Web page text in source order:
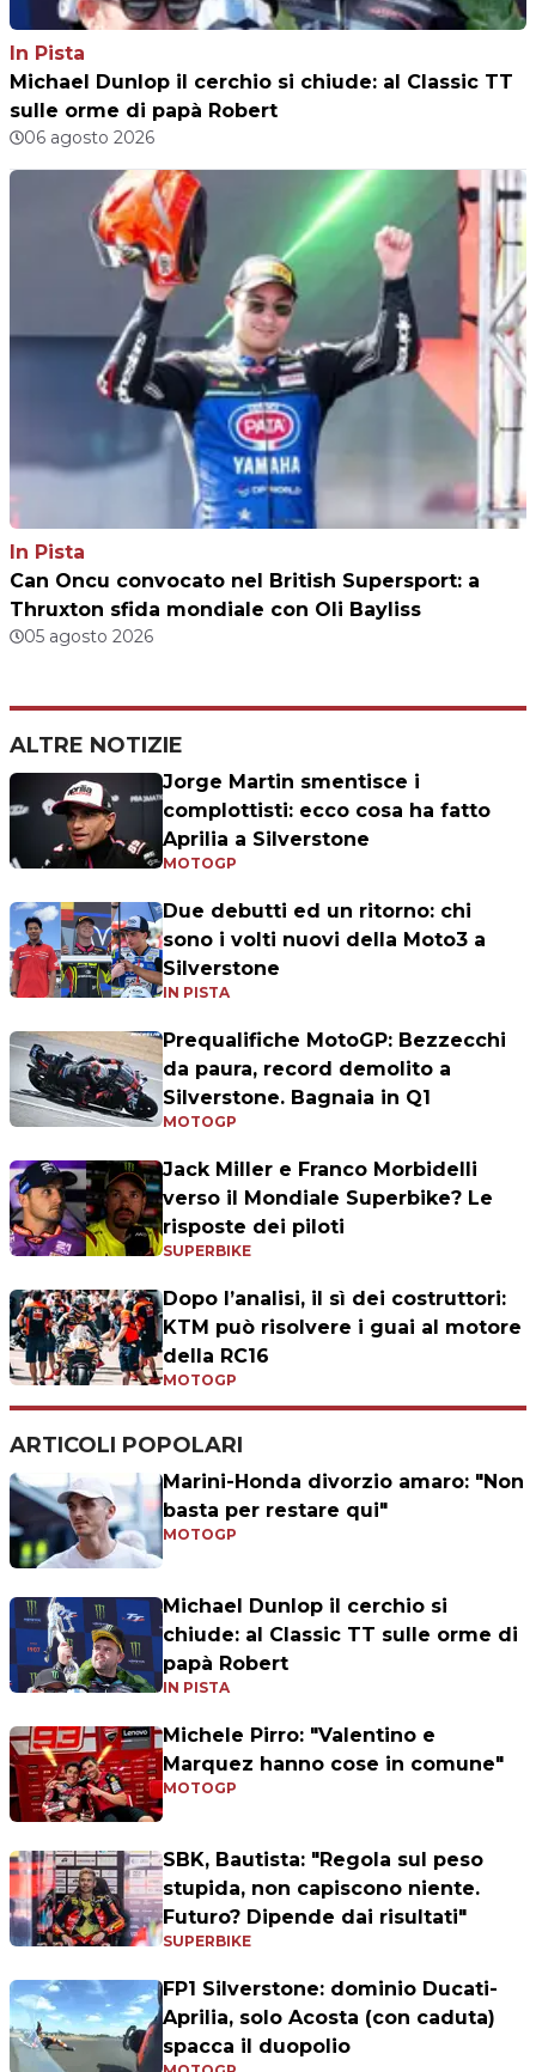
In Pista
Michael Dunlop il cerchio si chiude: al Classic TT
sulle orme di papà Robert
06 agosto 2026
In Pista
Can Oncu convocato nel British Supersport: a
Thruxton sfida mondiale con Oli Bayliss
05 agosto 2026
ALTRE NOTIZIE
Jorge Martin smentisce i
complottisti: ecco cosa ha fatto
Aprilia a Silverstone
MOTOGP
Due debutti ed un ritorno: chi
sono i volti nuovi della Moto3 a
Silverstone
IN PISTA
Prequalifiche MotoGP: Bezzecchi
da paura, record demolito a
Silverstone. Bagnaia in Q1
MOTOGP
Jack Miller e Franco Morbidelli
verso il Mondiale Superbike? Le
risposte dei piloti
SUPERBIKE
Dopo l’analisi, il sì dei costruttori:
KTM può risolvere i guai al motore
della RC16
MOTOGP
ARTICOLI POPOLARI
Marini-Honda divorzio amaro: "Non
basta per restare qui"
MOTOGP
Michael Dunlop il cerchio si
chiude: al Classic TT sulle orme di
papà Robert
IN PISTA
Michele Pirro: "Valentino e
Marquez hanno cose in comune"
MOTOGP
SBK, Bautista: "Regola sul peso
stupida, non capiscono niente.
Futuro? Dipende dai risultati"
SUPERBIKE
FP1 Silverstone: dominio Ducati-
Aprilia, solo Acosta (con caduta)
spacca il duopolio